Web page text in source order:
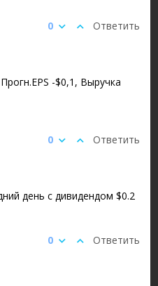
Ответить
0
-$0,1, Выручка
Ответить
0
день с дивидендом $0.2
Ответить
0